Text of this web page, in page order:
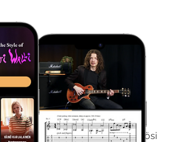
Ilmaiseksi
saat koko sisältömme käyttöösi